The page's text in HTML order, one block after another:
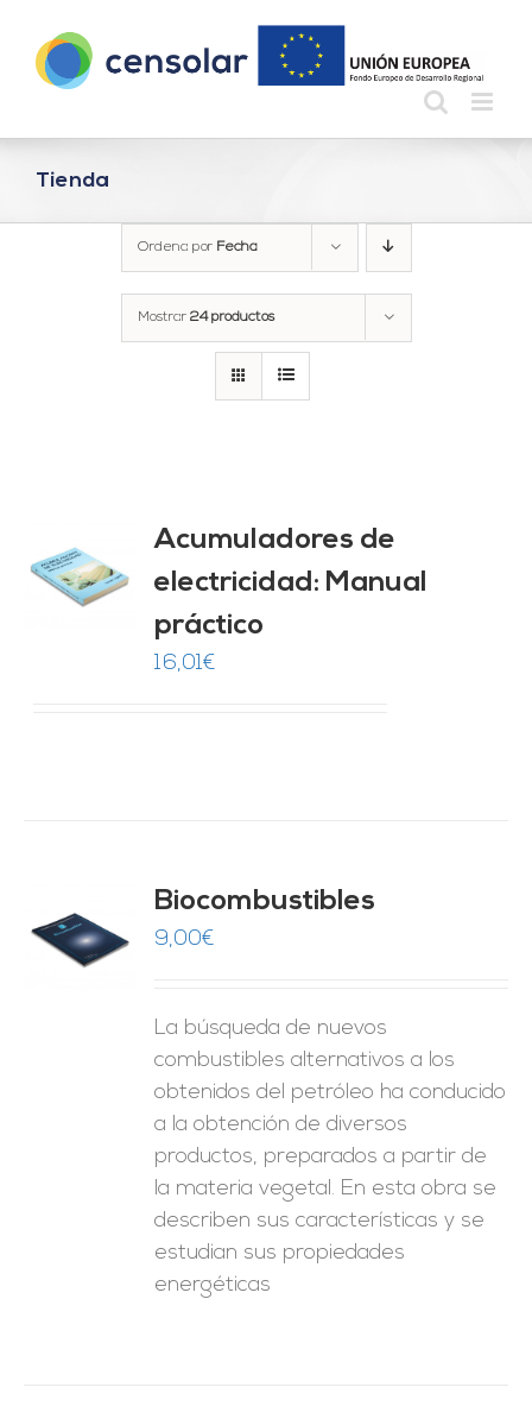
contenido
Tienda
Ordena por Fecha
Mostrar 24 productos
Acumuladores de
electricidad: Manual
práctico
16,01€
Biocombustibles
9,00€
La búsqueda de nuevos
combustibles alternativos a los
obtenidos del petróleo ha conducido
a la obtención de diversos
productos, preparados a partir de
la materia vegetal. En esta obra se
describen sus características y se
estudian sus propiedades
energéticas